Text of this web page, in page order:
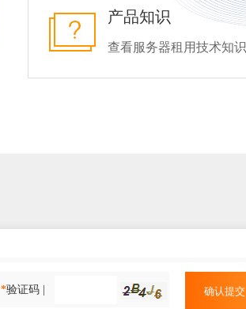
产品知识
查看服务器租用技术知识
*验证码 |